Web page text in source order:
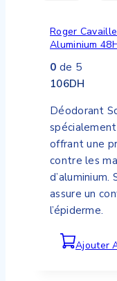
Roger
Aluminium
0 de 5
106DH
Déodorant
offrant une
contre les
assure un
l’épiderme.
Ajouter